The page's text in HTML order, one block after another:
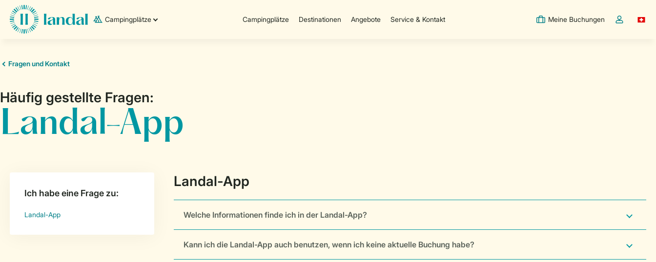
Campingplätze Campingplätze Destinationen Angebote Service & Kontakt Meine Buchungen
Dropdown-
Welche Informationen finde ich in der Landal-App?
Kann ich die Landal-App auch benutzen, wenn ich keine aktuelle Buchung habe?